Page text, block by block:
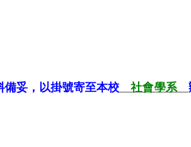
備妥，以掛號寄至本校 社會學系